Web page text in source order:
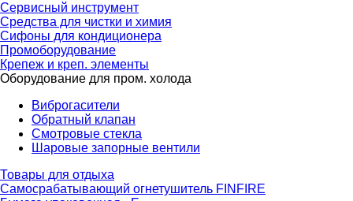
Сервисный инструмент
Средства для чистки и химия
Сифоны для кондиционера
Промоборудование
Крепеж и креп. элементы
Оборудование для пром. холода
Виброгасители
Обратный клапан
Смотровые стекла
Шаровые запорные вентили
Товары для отдыха
Самосрабатывающий огнетушитель FINFIRE